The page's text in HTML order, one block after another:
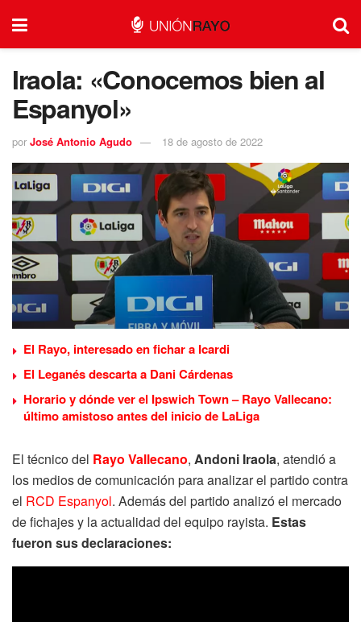
Iraola: «Conocemos bien al
Espanyol»
por José Antonio Agudo 18 de agosto de 2022
El Rayo, interesado en fichar a Icardi
El Leganés descarta a Dani Cárdenas
Horario y dónde ver el Ipswich Town – Rayo Vallecano:
último amistoso antes del inicio de LaLiga
El técnico del Rayo Vallecano, Andoni Iraola, atendió a
los medios de comunicación para analizar el partido contra
el RCD Espanyol. Además del partido analizó el mercado
de fichajes y la actualidad del equipo rayista. Estas
fueron sus declaraciones: